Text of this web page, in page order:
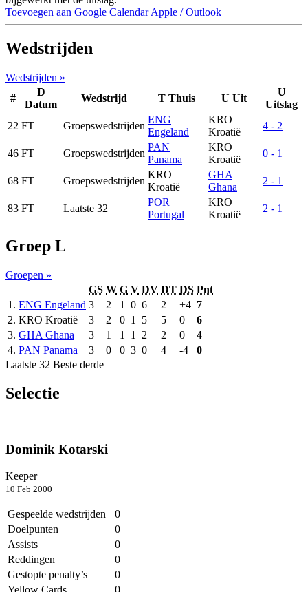
Toevoegen aan Google CalendarApple / Outlook
Wedstrijden
Wedstrijden »
#
D
Datum
Wedstrijd T Thuis U Uit
U
Uitslag
22 FT Groepswedstrijden
ENG
Engeland
KRO
Kroatië
4 - 2
46 FT Groepswedstrijden
PAN
Panama
KRO
Kroatië
0 - 1
68 FT Groepswedstrijden
KRO
Kroatië
GHA
Ghana
2 - 1
83 FT Laatste 32
POR
Portugal
KRO
Kroatië
2 - 1
Groep L
Groepen »
GS W G V DV DT DS Pnt
1. ENG Engeland 3 2 1 0 6 2 +4 7
2. KRO Kroatië 3 2 0 1 5 5 0
6
3. GHA Ghana 3 1 1 1 2 2 0
4
4. PAN Panama 3 0 0 3 0 4 -4
0
Laatste 32 Beste derde
Selectie
Dominik Kotarski
Keeper
10 Feb 2000
Gespeelde wedstrijden
0
Doelpunten
0
Assists
0
Reddingen
0
Gestopte penalty’s
0
Yellow Cards
0